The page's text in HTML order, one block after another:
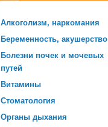
Алкоголизм, наркомания
Беременность, акушерство
Болезни почек и мочевых
путей
Витамины
Стоматология
Органы дыхания